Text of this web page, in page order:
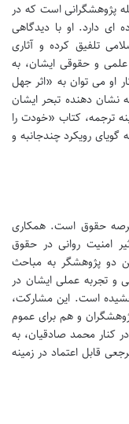
پژوهشگرانی است که در
دارد. او با دیدگاهی
تلفیق کرده و آثاری
علمی و حقوقی ایشان، به
او می توان به «اثر جهل
نشان دهنده تبحر ایشان
ترجمه، کتاب «خودت را
گویای رویکرد چندجانبه و
عرصه حقوق است. همکاری
امنیت روانی در حقوق
دو پژوهشگر به مباحث
و تجربه عملی ایشان در
است. این مشارکت،
و هم برای عموم
محمد صادقیان، به
قابل اعتماد در زمینه